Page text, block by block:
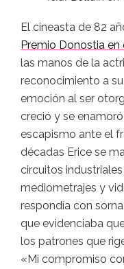
El cineasta de 82
Premio Donostia en
las manos de la
reconocimiento a
emoción al ser
creció y se
escapismo ante el
décadas Erice se
circuitos
mediometrajes y
respondía con
que evidenciaba
los patrones que
«Mi compromiso